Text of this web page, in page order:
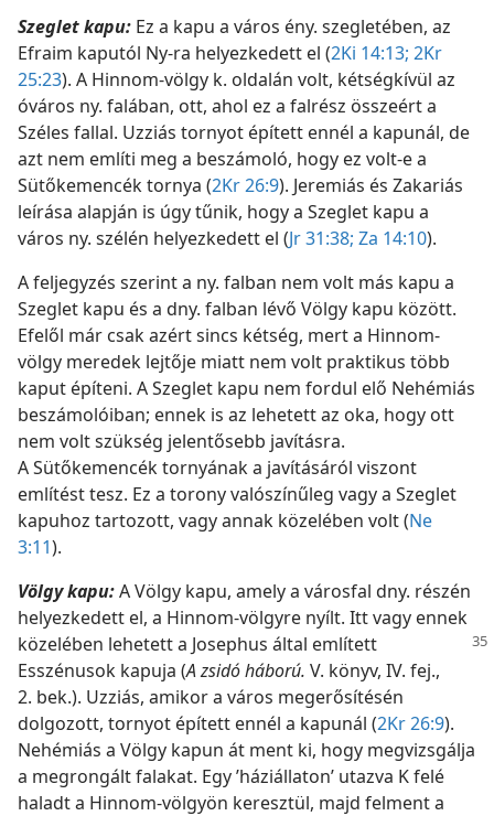
Szeglet kapu: Ez a kapu a város ény. szegletében, az
Efraim kaputól Ny-ra helyezkedett el (2Ki 14:13; 2Kr
25:23). A Hinnom-völgy k. oldalán volt, kétségkívül az
óváros ny. falában, ott, ahol ez a falrész összeért a
Széles fallal. Uzziás tornyot épített ennél a kapunál, de
azt nem említi meg a beszámoló, hogy ez volt-e a
Sütőkemencék tornya (2Kr 26:9). Jeremiás és Zakariás
leírása alapján is úgy tűnik, hogy a Szeglet kapu a
város ny. szélén helyezkedett el (Jr 31:38; Za 14:10).
A feljegyzés szerint a ny. falban nem volt más kapu a
Szeglet kapu és a dny. falban lévő Völgy kapu között.
Efelől már csak azért sincs kétség, mert a Hinnom-
völgy meredek lejtője miatt nem volt praktikus több
kaput építeni. A Szeglet kapu nem fordul elő Nehémiás
beszámolóiban; ennek is az lehetett az oka, hogy ott
nem volt szükség jelentősebb javításra.
A Sütőkemencék tornyának a javításáról viszont
említést tesz. Ez a torony valószínűleg vagy a Szeglet
kapuhoz tartozott, vagy annak közelében volt (Ne
3:11).
Völgy kapu:A Völgy kapu, amely a városfal dny. részén
helyezkedett el, a Hinnom-völgyre nyílt. Itt vagy ennek
közelében lehetett a Josephus által említett
Esszénusok kapuja (A zsidó háború. V. könyv, IV. fej.,
2. bek.). Uzziás, amikor a város megerősítésén
dolgozott, tornyot épített ennél a kapunál (2Kr 26:9).
Nehémiás a Völgy kapun át ment ki, hogy megvizsgálja
a megrongált falakat. Egy ’háziállaton’ utazva K felé
haladt a Hinnom-völgyön keresztül, majd felment a